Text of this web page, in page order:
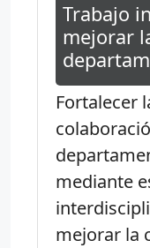
Trabajo
mejorar
Fortalecer
mediante
mejorar la